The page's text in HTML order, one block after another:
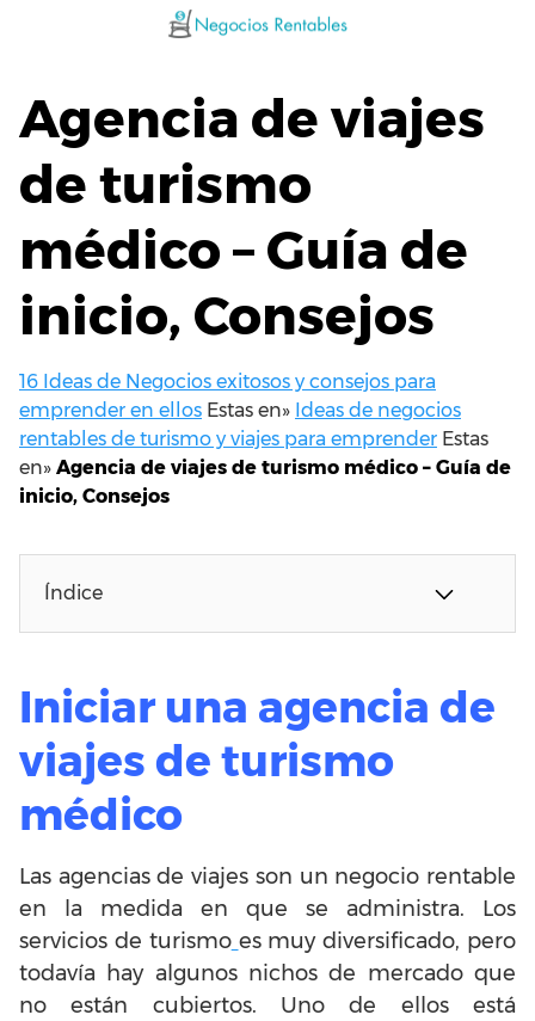
Agencia de viajes
de turismo
médico – Guía de
inicio, Consejos
16 Ideas de Negocios exitosos y consejos para
emprender en ellos Estas en» Ideas de negocios
rentables de turismo y viajes para emprender Estas
en» Agencia de viajes de turismo médico – Guía de
inicio, Consejos
Índice
Iniciar una agencia de
viajes de turismo
médico
Las agencias de viajes son un negocio rentable
en la medida en que se administra. Los
servicios de turismo es muy diversificado, pero
todavía hay algunos nichos de mercado que
no están cubiertos.
Uno de ellos está